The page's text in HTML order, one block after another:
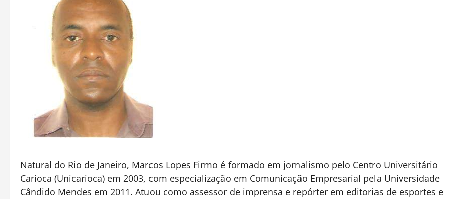
Natural do Rio de Janeiro, Marcos Lopes Firmo é formado em jornalismo pelo Centro Universitário
Carioca (Unicarioca) em 2003, com especialização em Comunicação Empresarial pela Universidade
Cândido Mendes em 2011. Atuou como assessor de imprensa e repórter em editorias de esportes e